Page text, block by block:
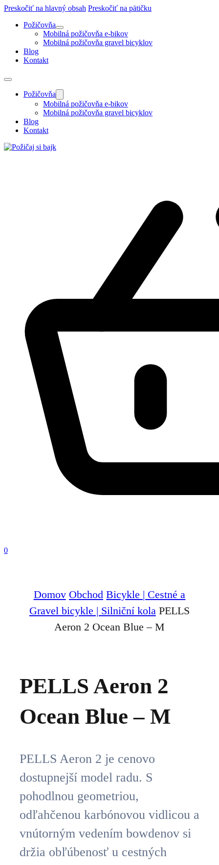
Preskočiť na hlavný obsah Preskočiť na pätičku
Požičovňa
Mobilná požičovňa e-bikov
Mobilná požičovňa gravel bicyklov
Blog
Kontakt
Požičovňa
Mobilná požičovňa e-bikov
Mobilná požičovňa gravel bicyklov
Blog
Kontakt
0
Domov Obchod Bicykle | Cestné a
Gravel bicykle | Silniční kola PELLS
Aeron 2 Ocean Blue – M
PELLS Aeron 2
Ocean Blue – M
PELLS Aeron 2 je cenovo
dostupnejší model radu. S
pohodlnou geometriou,
odľahčenou karbónovou vidlicou a
vnútorným vedením bowdenov si
držia obľúbenosť u cestných